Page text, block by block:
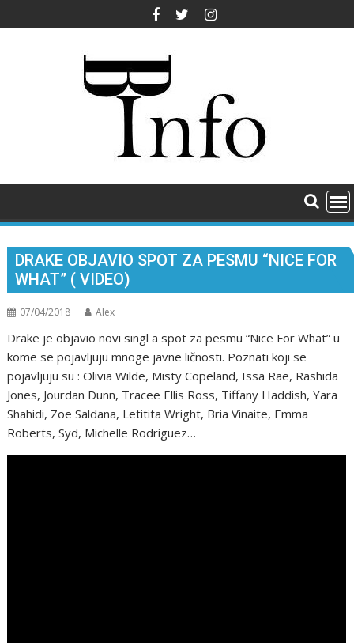
to
DRAKE OBJAVIO SPOT ZA PESMU “NICE FOR
WHAT” ( VIDEO)
07/04/2018 Alex
Drake je objavio novi singl a spot za pesmu “Nice For What” u
kome se pojavljuju mnoge javne ličnosti. Poznati koji se
pojavljuju su : Olivia Wilde, Misty Copeland, Issa Rae, Rashida
Jones, Jourdan Dunn, Tracee Ellis Ross, Tiffany Haddish, Yara
Shahidi, Zoe Saldana, Letitita Wright, Bria Vinaite, Emma
Roberts, Syd, Michelle Rodriguez…